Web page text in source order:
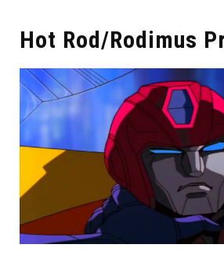
Hot Rod/Rodimus